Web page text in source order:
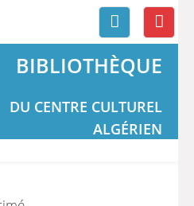
BIBLIOTHÈQUE
DU CENTRE CULTUREL
ALGÉRIEN